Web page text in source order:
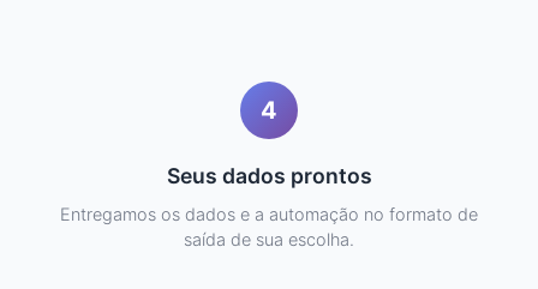
4
Seus dados prontos
Entregamos os dados e a automação no formato de
saída de sua escolha.